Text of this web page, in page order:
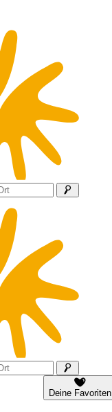
Deine Favoriten